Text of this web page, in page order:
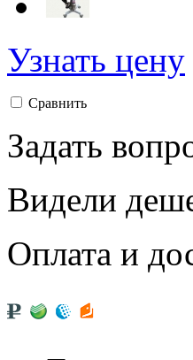
Узнать цену
Сравнить
Задать
Видели
Оплата и